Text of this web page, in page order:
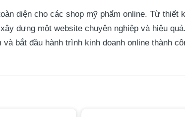
diện cho các shop mỹ phẩm online. Từ thiết
dựng một website chuyên nghiệp và hiệu
và bắt đầu hành trình kinh doanh online thành